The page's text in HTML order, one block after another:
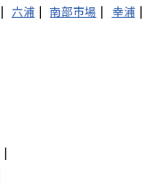
六浦 南部市場
幸浦